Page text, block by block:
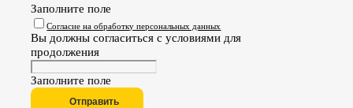
Заполните поле
Согласие на обработку персональных данных
Вы должны согласиться с условиями для
продолжения
Заполните поле
Отправить